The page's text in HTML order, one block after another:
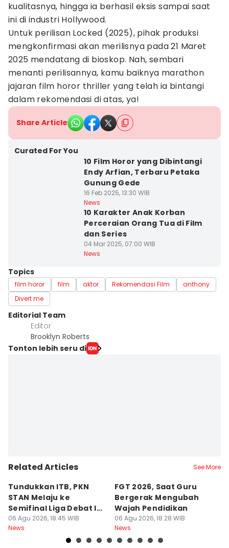
kualitasnya, hingga ia berhasil eksis sampai saat
ini di industri Hollywood.
Untuk perilisan Locked (2025), pihak produksi
mengkonfirmasi akan merilisnya pada 21 Maret
2025 mendatang di bioskop. Nah, sembari
menanti perilisannya, kamu baiknya marathon
jajaran film horor thriller yang telah ia bintangi
dalam rekomendasi di atas, ya!
Share Article
Curated For You
10 Film Horor yang Dibintangi
Endy Arfian, Terbaru Petaka
Gunung Gede
16 Feb 2025, 13:30 WIB
News
10 Karakter Anak Korban
Perceraian Orang Tua di Film
dan Series
04 Mar 2025, 07:00 WIB
News
Topics
film horor film aktor Rekomendasi Film
anthony
Divert me
Editorial Team
Editor
Brooklyn Roberts
Tonton lebih seru di
Related Articles See More
Tundukkan ITB, PKN
STAN Melaju ke
Semifinal Liga Debat IDN
Times 2026
06 Agu 2026, 18:45 WIB
News
FGT 2026, Saat Guru
Bergerak Mengubah
Wajah Pendidikan
06 Agu 2026, 18:28 WIB
News